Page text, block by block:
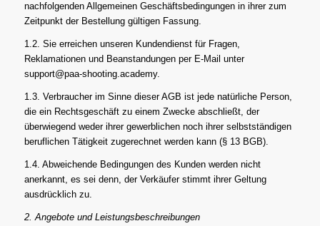
nachfolgenden Allgemeinen Geschäftsbedingungen in ihrer zum
Zeitpunkt der Bestellung gültigen Fassung.
1.2. Sie erreichen unseren Kundendienst für Fragen,
Reklamationen und Beanstandungen per E-Mail unter
support@paa-shooting.academy.
1.3. Verbraucher im Sinne dieser AGB ist jede natürliche Person,
die ein Rechtsgeschäft zu einem Zwecke abschließt, der
überwiegend weder ihrer gewerblichen noch ihrer selbstständigen
beruflichen Tätigkeit zugerechnet werden kann (§ 13 BGB).
1.4. Abweichende Bedingungen des Kunden werden nicht
anerkannt, es sei denn, der Verkäufer stimmt ihrer Geltung
ausdrücklich zu.
2. Angebote und Leistungsbeschreibungen